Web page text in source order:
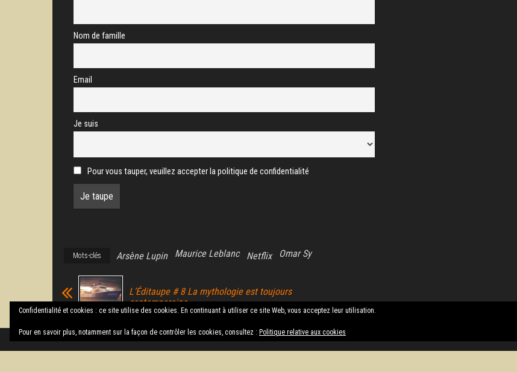
Nom de famille
Email
Je suis
Pour vous tauper, veuillez accepter la politique de confidentialité
Mots-clés Arsène Lupin Maurice Leblanc Netflix Omar Sy
L’Éditaupe # 8 La mythologie est toujours
contemporaine
Confidentialité et cookies : ce site utilise des cookies. En continuant à utiliser ce site Web, vous acceptez leur utilisation.
Pour en savoir plus, notamment sur la façon de contrôler les cookies, consultez : Politique relative aux cookies